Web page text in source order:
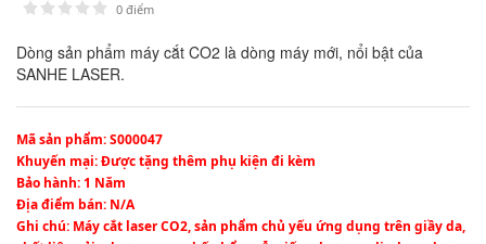
1 2 3 4 5 0 điểm
Dòng sản phẩm máy cắt CO2 là dòng máy mới, nổi bật của
SANHE LASER.
Mã sản phẩm: S000047
Khuyến mại: Được tặng thêm phụ kiện đi kèm
Bảo hành: 1 Năm
Địa điểm bán: N/A
Ghi chú: Máy cắt laser CO2, sản phẩm chủ yếu ứng dụng trên giầy da,